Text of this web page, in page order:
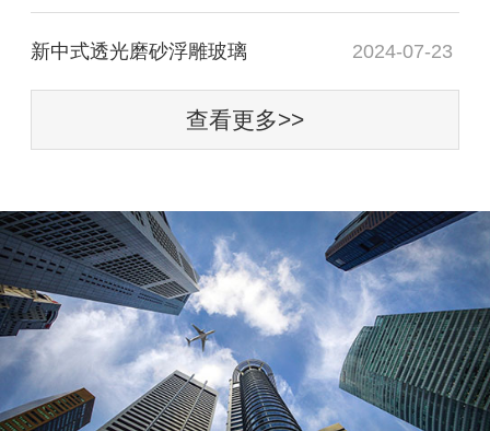
新中式透光磨砂浮雕玻璃 2024-07-23
查看更多>>